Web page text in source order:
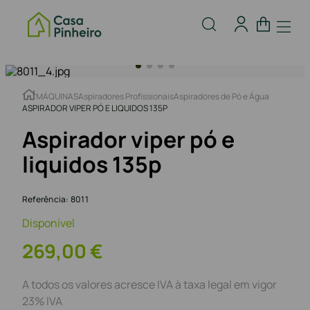
MÁQUINASAspiradores ProfissionaisAspiradores de Pó e Água
ASPIRADOR VIPER PÓ E LIQUIDOS 135P
Aspirador viper pó e
liquidos 135p
Referência: 8011
Disponível
269,00€
A todos os valores acresce IVA à taxa legal em vigor
23% IVA